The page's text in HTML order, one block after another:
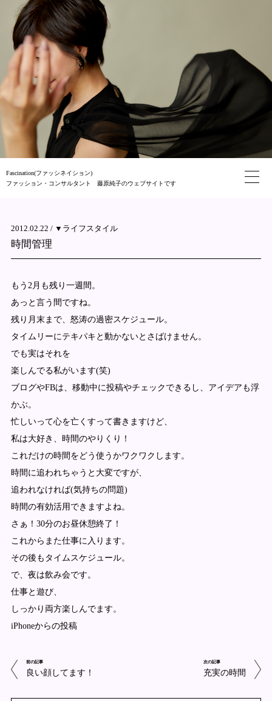
Fascination(ファッシネイション)
ファッション・コンサルタント 藤原純子のウェブサイトです
2012.02.22 / ▼ライフスタイル
時間管理
もう2月も残り一週間。
あっと言う間ですね。
残り月末まで、怒涛の過密スケジュール。
タイムリーにテキパキと動かないとさばけません。
でも実はそれを
楽しんでる私がいます(笑)
ブログやFBは、移動中に投稿やチェックできるし、アイデアも浮
かぶ。
忙しいって心を亡くすって書きますけど、
私は大好き、時間のやりくり！
これだけの時間をどう使うかワクワクします。
時間に追われちゃうと大変ですが、
追われなければ(気持ちの問題)
時間の有効活用できますよね。
さぁ！30分のお昼休憩終了！
これからまた仕事に入ります。
その後もタイムスケジュール。
で、夜は飲み会です。
仕事と遊び、
しっかり両方楽しんでます。
iPhoneからの投稿
前の記事
良い顔してます！
次の記事
充実の時間